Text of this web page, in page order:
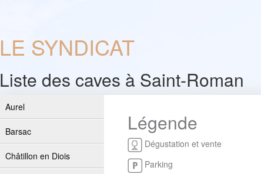
LE SYNDICAT
Liste des caves à Saint-Roman
Aurel
Barsac
Châtillon en Diois
Légende
Dégustation et vente
Parking